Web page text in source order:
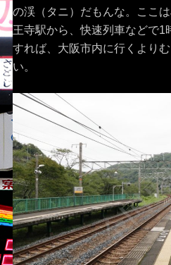
の渓（タニ）だもんな。ここ
王寺駅から、快速列車などで1
すれば、大阪市内に行くより
い。